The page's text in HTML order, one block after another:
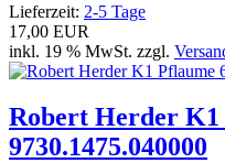
Lieferzeit: 2-5 Tage
17,00 EUR
inkl. 19 % MwSt. zzgl.
Robert Herder K1
9730.1475.040000